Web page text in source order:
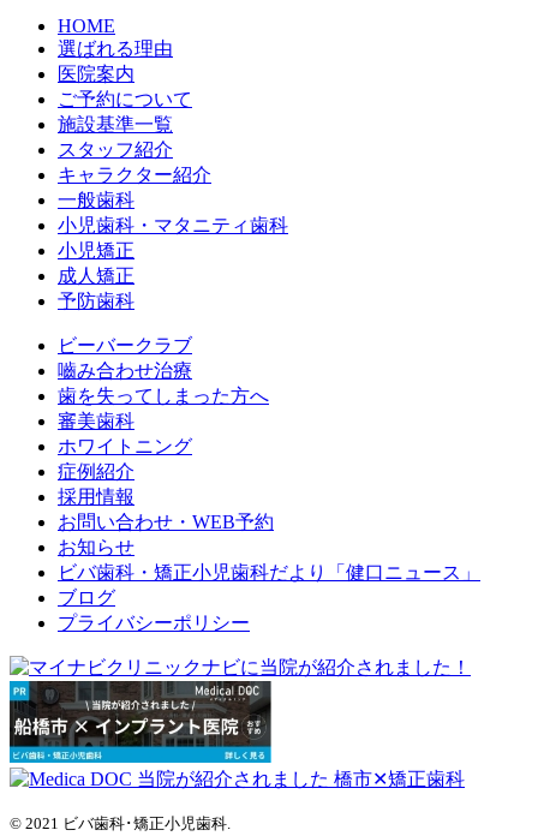
HOME
選ばれる理由
医院案内
ご予約について
施設基準一覧
スタッフ紹介
キャラクター紹介
一般歯科
小児歯科・マタニティ歯科
小児矯正
成人矯正
予防歯科
ビーバークラブ
嚙み合わせ治療
歯を失ってしまった方へ
審美歯科
ホワイトニング
症例紹介
採用情報
お問い合わせ・WEB予約
お知らせ
ビバ歯科・矯正小児歯科だより「健口ニュース」
ブログ
プライバシーポリシー
© 2021 ビバ歯科･矯正小児歯科.